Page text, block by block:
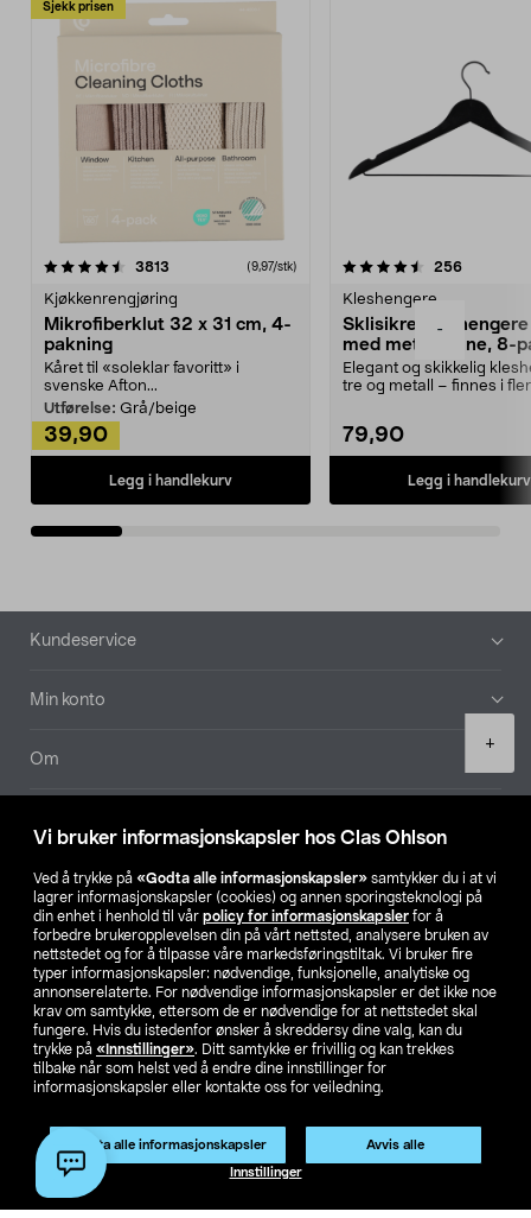
Vi bruker informasjonskapsler hos Clas Ohlson
Ved å trykke på «Godta alle informasjonskapsler» samtykker du i at vi
lagrer informasjonskapsler (cookies) og annen sporingsteknologi på
din enhet i henhold til vår policy for informasjonskapsler for å
forbedre brukeropplevelsen din på vårt nettsted, analysere bruken av
nettstedet og for å tilpasse våre markedsføringstiltak. Vi bruker fire
typer informasjonskapsler: nødvendige, funksjonelle, analytiske og
annonserelaterte. For nødvendige informasjonskapsler er det ikke noe
krav om samtykke, ettersom de er nødvendige for at nettstedet skal
fungere. Hvis du istedenfor ønsker å skreddersy dine valg, kan du
trykke på «Innstillinger». Ditt samtykke er frivillig og kan trekkes
tilbake når som helst ved å endre dine innstillinger for
informasjonskapsler eller kontakte oss for veiledning.
Godta alle informasjonskapsler Avvis alle
Innstillinger
-
+
Legg i handlekurv
Sjekk prisen
3813 anmeldelser(9,97/stk)
Kjøkkenrengjøring
Mikrofiberklut 32 x 31 cm, 4-
pakning
Kåret til «soleklar favoritt» i
svenske Afton...
Utførelse: Grå/beige
39,90
Legg i handlekurv
4.5av 5 stjerner 256
Kleshengere
Sklisikre
med metallpinne, 8-
Elegant og skikkelig
tre og metall – finnes i
79,90
Legg i handlekurv
4.5av 5 stjerner
Bunntekst
Kundeservice
Min konto
Om
Våre selskaper
Finn din butikk
SE NO FI
Privacy statement Medlemsvilkår Kjøpsvilkår
For bedrifter
Endre til priser ekskl. moms